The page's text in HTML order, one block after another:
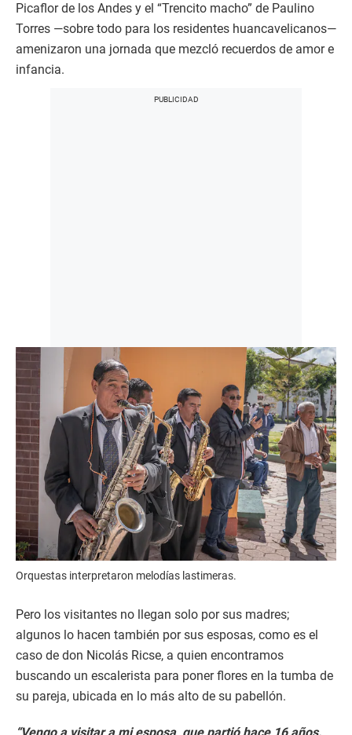
Picaflor de los Andes y el “Trencito macho” de Paulino
Torres —sobre todo para los residentes huancavelicanos—
amenizaron una jornada que mezcló recuerdos de amor e
infancia.
Orquestas interpretaron melodías lastimeras.
Pero los visitantes no llegan solo por sus madres;
algunos lo hacen también por sus esposas, como es el
caso de don Nicolás Ricse, a quien encontramos
buscando un escalerista para poner flores en la tumba de
su pareja, ubicada en lo más alto de su pabellón.